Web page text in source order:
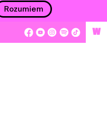
W
Rozumiem